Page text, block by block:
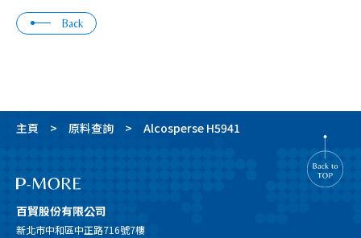
Back
主頁 原料查詢 Alcosperse H5941
百貿股份有限公司
新北市中和區中正路716號7樓